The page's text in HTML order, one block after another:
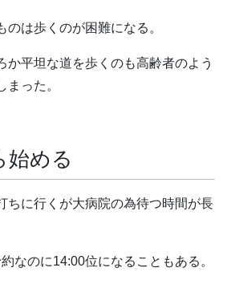
のは歩くのが困難になる。
か平坦な道を歩くのも高齢者のよう
まった。
始める
ちに行くが大病院の為待つ時間が長
なのに14:00位になることもある。